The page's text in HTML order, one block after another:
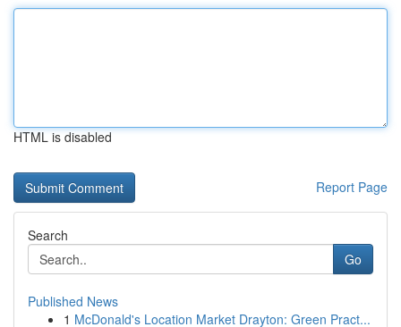
HTML is disabled
Report Page
Search
Go
Published News
1 McDonald's Location Market Drayton: Green Pract...